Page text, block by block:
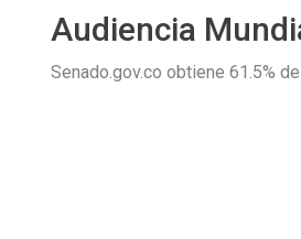
Audiencia
Senado.gov.co obtiene 61.5%